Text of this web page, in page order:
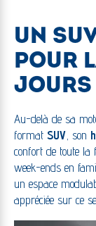
UN
POUR
JOURS
Au-delà de sa
format SUV, son
confort de toute la
week-ends en
un espace
appréciée sur ce